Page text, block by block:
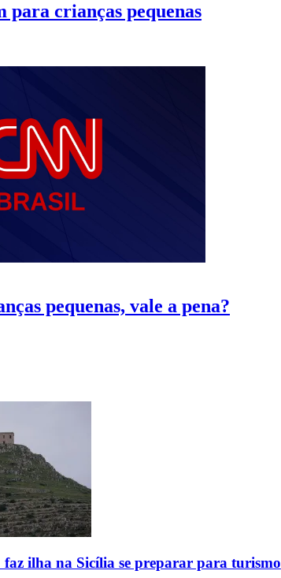
crianças pequenas
pequenas, vale a pena?
faz ilha na Sicília se preparar para turismo